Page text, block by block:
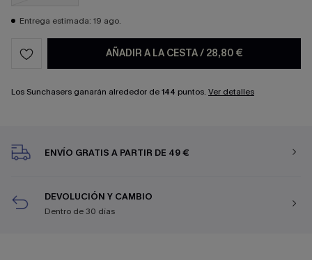
Entrega estimada: 19 ago.
AÑADIR A LA CESTA/ 28,80 €
Los Sunchasers ganarán alrededor de144 puntos. Ver detalles
ENVÍO GRATIS A PARTIR DE 49 €
DEVOLUCIÓN Y CAMBIO
Dentro de 30 días